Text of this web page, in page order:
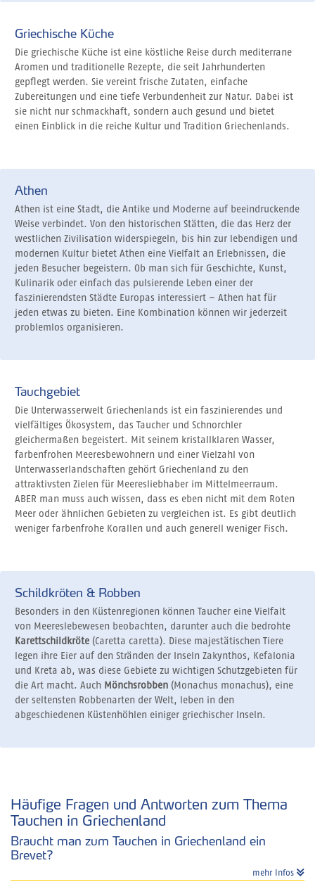
Griechische Küche
Die griechische Küche ist eine köstliche Reise durch mediterrane
Aromen und traditionelle Rezepte, die seit Jahrhunderten
gepflegt werden. Sie vereint frische Zutaten, einfache
Zubereitungen und eine tiefe Verbundenheit zur Natur. Dabei ist
sie nicht nur schmackhaft, sondern auch gesund und bietet
einen Einblick in die reiche Kultur und Tradition Griechenlands.
Athen
Athen ist eine Stadt, die Antike und Moderne auf beeindruckende
Weise verbindet. Von den historischen Stätten, die das Herz der
westlichen Zivilisation widerspiegeln, bis hin zur lebendigen und
modernen Kultur bietet Athen eine Vielfalt an Erlebnissen, die
jeden Besucher begeistern. Ob man sich für Geschichte, Kunst,
Kulinarik oder einfach das pulsierende Leben einer der
faszinierendsten Städte Europas interessiert – Athen hat für
jeden etwas zu bieten. Eine Kombination können wir jederzeit
problemlos organisieren.
Tauchgebiet
Die Unterwasserwelt Griechenlands ist ein faszinierendes und
vielfältiges Ökosystem, das Taucher und Schnorchler
gleichermaßen begeistert. Mit seinem kristallklaren Wasser,
farbenfrohen Meeresbewohnern und einer Vielzahl von
Unterwasserlandschaften gehört Griechenland zu den
attraktivsten Zielen für Meeresliebhaber im Mittelmeerraum.
ABER man muss auch wissen, dass es eben nicht mit dem Roten
Meer oder ähnlichen Gebieten zu vergleichen ist. Es gibt deutlich
weniger farbenfrohe Korallen und auch generell weniger Fisch.
Schildkröten & Robben
Besonders in den Küstenregionen können Taucher eine Vielfalt
von Meereslebewesen beobachten, darunter auch die bedrohte
Karettschildkröte (Caretta caretta). Diese majestätischen Tiere
legen ihre Eier auf den Stränden der Inseln Zakynthos, Kefalonia
und Kreta ab, was diese Gebiete zu wichtigen Schutzgebieten für
die Art macht. Auch Mönchsrobben (Monachus monachus), eine
der seltensten Robbenarten der Welt, leben in den
abgeschiedenen Küstenhöhlen einiger griechischer Inseln.
Häufige Fragen und Antworten zum Thema
Tauchen in Griechenland
Braucht man zum Tauchen in Griechenland ein
Brevet?
mehr Infos